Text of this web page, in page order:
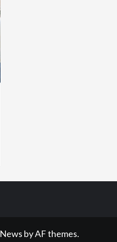
by AF themes.